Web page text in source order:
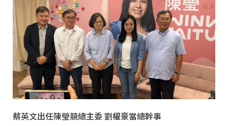
蔡英文出任陳瑩競總主委 劉櫂豪當總幹事